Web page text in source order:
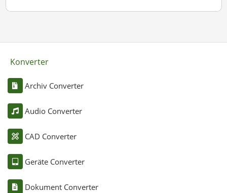
Konverter
Archiv Converter
Audio Converter
CAD Converter
Geräte Converter
Dokument Converter